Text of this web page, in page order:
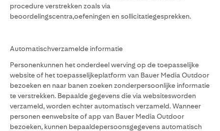
procedure verstrekken zoals via
beoordelingscentra,oefeningen en sollicitatiegesprekken.
Automatischverzamelde informatie
Personenkunnen het onderdeel werving op de toepasselijke
website of het toepasselijkeplatform van Bauer Media Outdoor
bezoeken en naar banen zoeken zonderpersoonlijke informatie
te verstrekken. Bepaalde gegevens die via websitesworden
verzameld, worden echter automatisch verzameld. Wanneer
personen eenwebsite of app van Bauer Media Outdoor
bezoeken, kunnen bepaaldepersoonsgegevens automatisch